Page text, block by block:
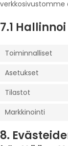
verkkosivustomme
7.1
Toiminnalliset
Asetukset
Tilastot
Markkinointi
8.